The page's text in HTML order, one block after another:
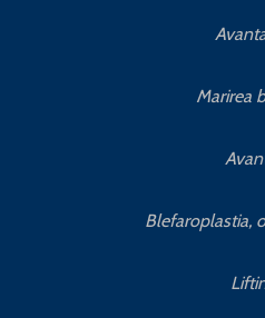
Marirea
Blefaroplastia,